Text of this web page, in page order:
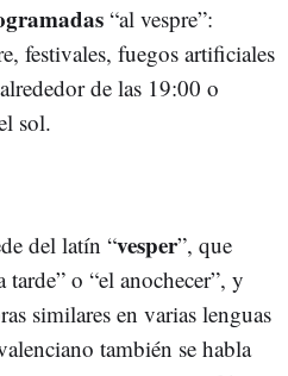
“al vespre”:
festivales, fuegos artificiales
de las 19:00 o
sol.
del latín “vesper”, que
o “el anochecer”, y
similares en varias lenguas
también se habla